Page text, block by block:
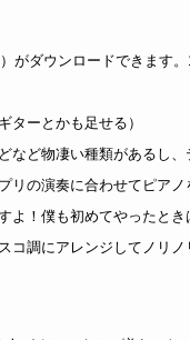
がダウンロードできます
ーとかも足せる）
など物凄い種類があるし、
の演奏に合わせてピアノ
よ！僕も初めてやったとき
コ調にアレンジしてノリノ